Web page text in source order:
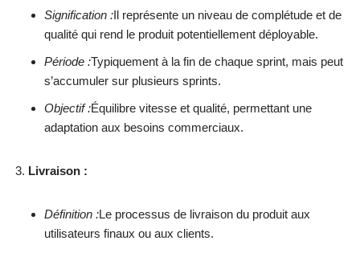
Signification :Il représente un niveau de complétude et de
qualité qui rend le produit potentiellement déployable.
Période :Typiquement à la fin de chaque sprint, mais peut
s’accumuler sur plusieurs sprints.
Objectif :Équilibre vitesse et qualité, permettant une
adaptation aux besoins commerciaux.
Livraison :
Définition :Le processus de livraison du produit aux
utilisateurs finaux ou aux clients.